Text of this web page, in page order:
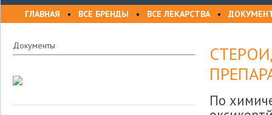
ГЛАВНАЯ • ВСЕ БРЕНДЫ • ВСЕ ЛЕКАРСТВА•
Документы
По